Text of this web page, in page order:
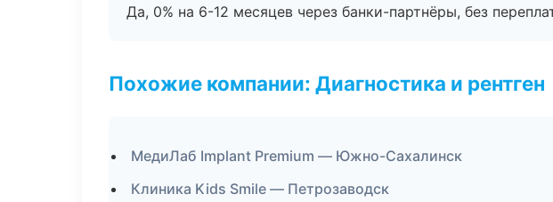
Да, 0% на 6-12 месяцев через банки-партнёры, без
Похожие компании: Диагностика и рентген
МедиЛаб Implant Premium — Южно-Сахалинск
Клиника Kids Smile — Петрозаводск